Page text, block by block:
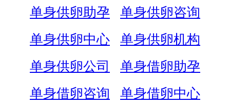
单身供卵助孕
单身供卵咨询
单身供卵中心
单身供卵机构
单身供卵公司
单身借卵助孕
单身借卵咨询
单身借卵中心